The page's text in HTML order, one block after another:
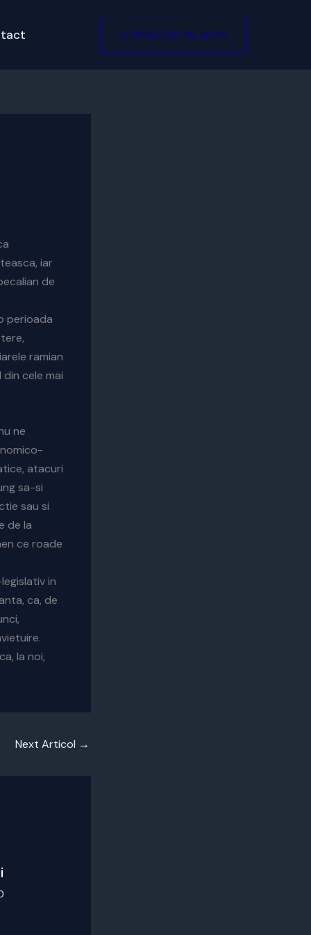
CONTACTAȚI-NE ACUM
iar
de
perioada
ramian
cele mai
ne
atacuri
sa-si
sau si
de la
ce roade
in
ca, de
la noi,
Next Articol →